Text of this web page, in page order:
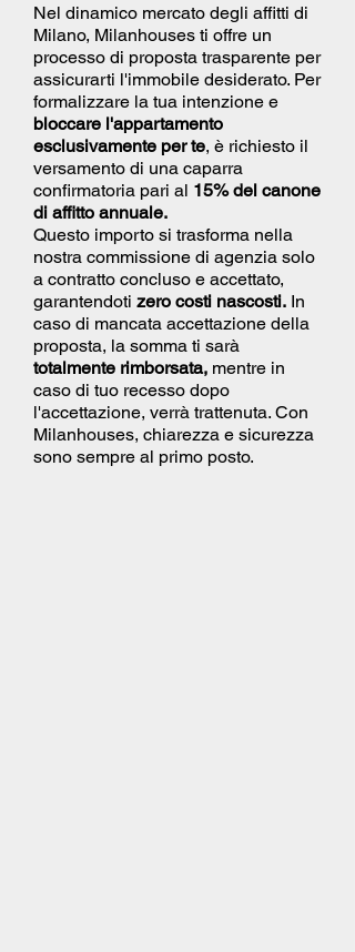
Nel dinamico mercato degli affitti di
Milano, Milanhouses ti offre un
processo di proposta trasparente per
assicurarti l'immobile desiderato. Per
formalizzare la tua intenzione e
bloccare l'appartamento
esclusivamente per te, è richiesto il
versamento di una caparra
confirmatoria pari al 15% del canone
di affitto annuale.
Questo importo si trasforma nella
nostra commissione di agenzia solo
a contratto concluso e accettato,
garantendoti zero costi nascosti. In
caso di mancata accettazione della
proposta, la somma ti sarà
totalmente rimborsata, mentre in
caso di tuo recesso dopo
l'accettazione, verrà trattenuta. Con
Milanhouses, chiarezza e sicurezza
sono sempre al primo posto.